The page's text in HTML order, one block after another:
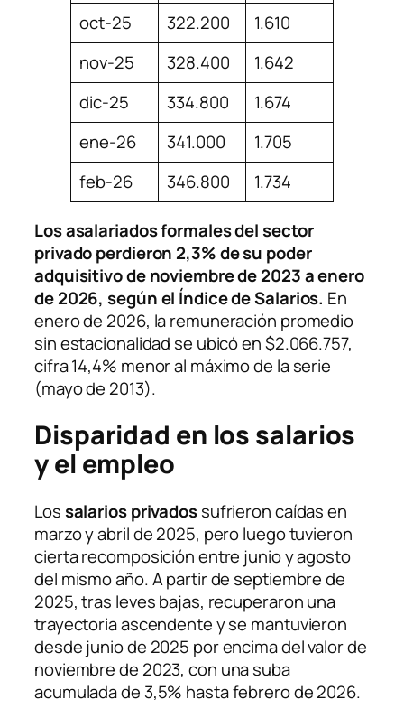
oct-25 322.200
1.610
nov-25
328.400
1.642
dic-25
334.800
1.674
ene-26
341.000
1.705
feb-26
346.800 1.734
Los asalariados formales del sector
privado perdieron 2,3% de su poder
adquisitivo de noviembre de 2023 a enero
de 2026, según el Índice de Salarios. En
enero de 2026, la remuneración promedio
sin estacionalidad se ubicó en $2.066.757,
cifra 14,4% menor al máximo de la serie
(mayo de 2013).
Disparidad en los salarios
y el empleo
Lossalarios privadossufrieron caídas en
marzo y abril de 2025, pero luego tuvieron
cierta recomposición entre junio y agosto
del mismo año. A partir de septiembre de
2025, tras leves bajas, recuperaron una
trayectoria ascendente y se mantuvieron
desde junio de 2025 por encima del valor de
noviembre de 2023, con una suba
acumulada de 3,5% hasta febrero de 2026.